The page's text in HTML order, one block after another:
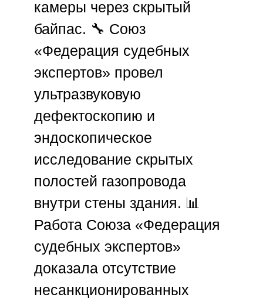
камеры через скрытый
байпас. 🔧 Союз
«Федерация судебных
экспертов» провел
ультразвуковую
дефектоскопию и
эндоскопическое
исследование скрытых
полостей газопровода
внутри стены здания. 📊
Работа Союза «Федерация
судебных экспертов»
доказала отсутствие
несанкционированных